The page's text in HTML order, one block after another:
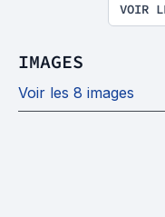
VOIR
IMAGES
Voir les 8 images